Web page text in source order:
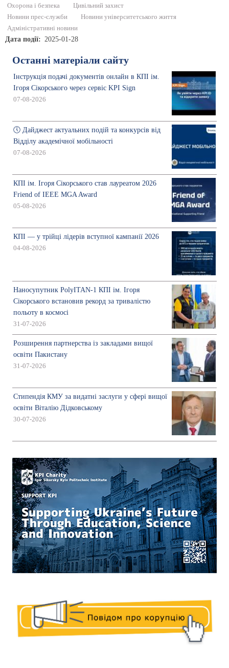
Охорона і безпека
Цивільний захист
Новини прес-служби
Новини університетського життя
Адміністративні новини
Дата події 2025-01-28
Останні матеріали сайту
Інструкція подачі документів онлайн в КПІ ім.
Ігоря Сікорського через сервіс KPI Sign
07-08-2026
🕔 Дайджест актуальних подій та конкурсів від
Відділу академічної мобільності
07-08-2026
КПІ ім. Ігоря Сікорського став лауреатом 2026
Friend of IEEE MGA Award
05-08-2026
КПІ — у трійці лідерів вступної кампанії 2026
04-08-2026
Наносупутник PolyITAN-1 КПІ ім. Ігоря
Сікорського встановив рекорд за тривалістю
польоту в космосі
31-07-2026
Розширення партнерства із закладами вищої
освіти Пакистану
31-07-2026
Стипендія КМУ за видатні заслуги у сфері вищої
освіти Віталію Дідковському
30-07-2026